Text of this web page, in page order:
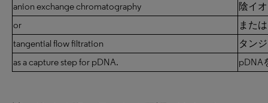
anion exchange chromatography
陰イ
or
または
tangential flow filtration
タン
as a capture step for pDNA.
pDNA